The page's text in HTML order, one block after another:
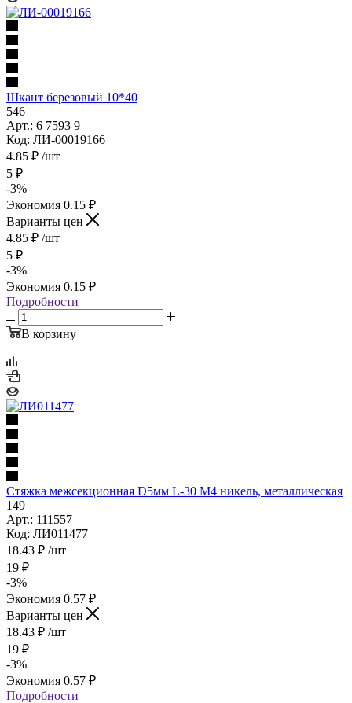
Шкант березовый 10*40
546
Арт.: 6 7593 9
Код: ЛИ-00019166
4.85 ₽ /шт
5 ₽
-3%
Экономия 0.15 ₽
Варианты цен
4.85 ₽ /шт
5 ₽
-3%
Экономия 0.15 ₽
Подробности
В корзину
Стяжка межсекционная D5мм L-30 M4 никель, металлическая
149
Арт.: 111557
Код: ЛИ011477
18.43 ₽ /шт
19 ₽
-3%
Экономия 0.57 ₽
Варианты цен
18.43 ₽ /шт
19 ₽
-3%
Экономия 0.57 ₽
Подробности